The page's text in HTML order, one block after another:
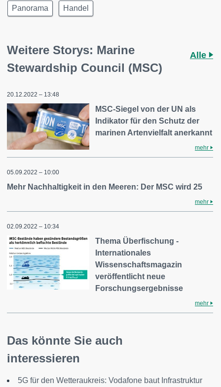
Panorama Handel
Weitere Storys: Marine
Stewardship Council (MSC)
Alle
20.12.2022 – 13:48
MSC-Siegel von der UN als
Indikator für den Schutz der
marinen Artenvielfalt anerkannt
mehr
05.09.2022 – 10:00
Mehr Nachhaltigkeit in den Meeren: Der MSC wird 25
mehr
02.09.2022 – 10:34
Thema Überfischung -
Internationales
Wissenschaftsmagazin
veröffentlicht neue
Forschungsergebnisse
mehr
Das könnte Sie auch
interessieren
5G für den Wetteraukreis: Vodafone baut Infrastruktur